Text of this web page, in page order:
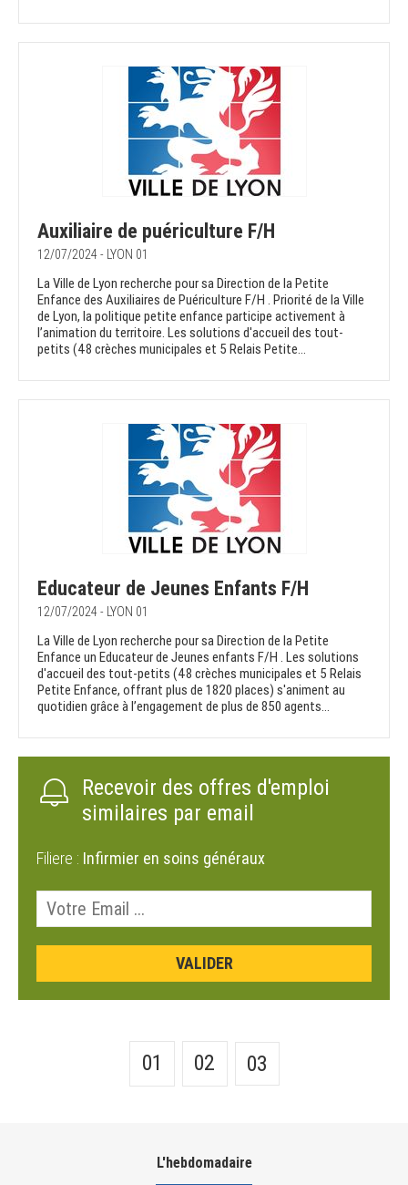
Auxiliaire de puériculture F/H
12/07/2024 - LYON 01
La Ville de Lyon recherche pour sa Direction de la Petite
Enfance des Auxiliaires de Puériculture F/H . Priorité de la Ville
de Lyon, la politique petite enfance participe activement à
l’animation du territoire. Les solutions d'accueil des tout-
petits (48 crèches municipales et 5 Relais Petite...
Educateur de Jeunes Enfants F/H
12/07/2024 - LYON 01
La Ville de Lyon recherche pour sa Direction de la Petite
Enfance un Educateur de Jeunes enfants F/H . Les solutions
d'accueil des tout-petits (48 crèches municipales et 5 Relais
Petite Enfance, offrant plus de 1820 places) s'animent au
quotidien grâce à l’engagement de plus de 850 agents...
Recevoir des offres d'emploi
similaires par email
Filiere : Infirmier en soins généraux
01 02 03
L'hebdomadaire